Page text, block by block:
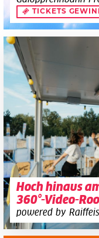
TICKETS
Hoch hinaus
360°-Video-
powered by